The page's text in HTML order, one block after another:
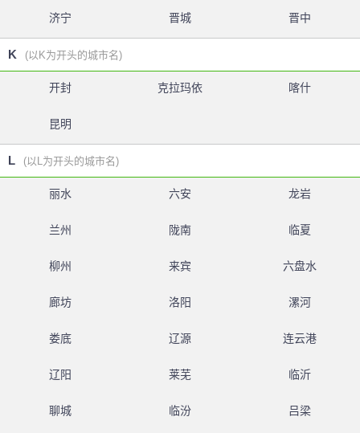
济宁 晋城 晋中
K (以K为开头的城市名)
开封 克拉玛依 喀什
昆明
L (以L为开头的城市名)
丽水 六安 龙岩
兰州 陇南 临夏
柳州 来宾 六盘水
廊坊 洛阳 漯河
娄底 辽源 连云港
辽阳 莱芜 临沂
聊城 临汾 吕梁